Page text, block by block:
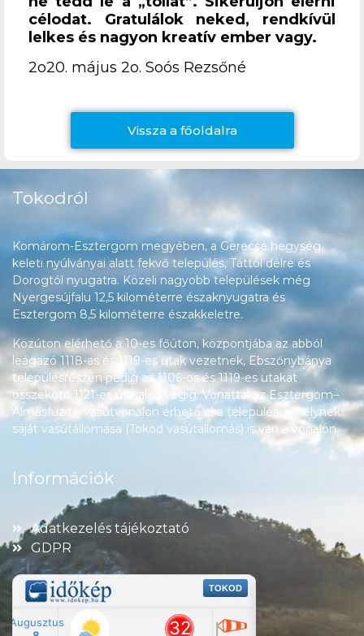
célodat. Gratulálok neked, rendkívül
lelkes és nagyon kreatív ember vagy.
2o20. május 2o. Soós Rezsőné
Vissza a főoldalra
Tokodról
Komárom-Esztergom megyében, a Gerecse hegység
keleti nyúlványai alatt fekvő település, Táttól délre és
Dorogtól nyugatra. Közeli nagyobb települések még
Nyergesújfalu 12,5 kilométerre északnyugatra és
Esztergom 8,5 kilométerre északkeletre.
Közúton elérhető a 10-es főúton, központjába az abból
leágazó 1118-as és 1119-es utak vezetnek, Ebszőnybánya
településrészén pedig az 1106-os és 1119-es utakat
összekötő 1121-es út halad végig. Vonattal az Esztergom–
Almásfüzitő-vasútvonalon érhető el a település, amelynek
saját vasútállomása (Tokod vasútállomás) is van a vonalon.
Információk
Adatkezelés tájékoztató
GDPR